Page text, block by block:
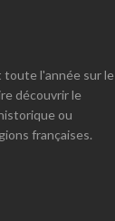
toute l'année sur le
découvrir le
ou
françaises.